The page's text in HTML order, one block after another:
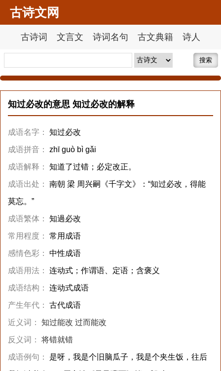
古诗文网
古诗词 文言文 诗词名句 古文典籍 诗人
搜索
知过必改的意思 知过必改的解释
成语名字： 知过必改
成语拼音： zhī guò bì gǎi
成语解释： 知道了过错；必定改正。
成语出处： 南朝 梁 周兴嗣《千字文》：“知过必改，得能
莫忘。”
成语繁体： 知過必改
常用程度： 常用成语
感情色彩： 中性成语
成语用法： 连动式；作谓语、定语；含褒义
成语结构： 连动式成语
产生年代： 古代成语
近义词： 知过能改 过而能改
反义词： 将错就错
成语例句： 是呀，我是个旧脑瓜子，我是个夹生饭，往后